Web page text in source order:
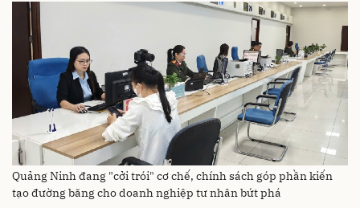
Quảng Ninh đang "cởi trói" cơ chế, chính sách góp phần kiến
tạo đường băng cho doanh nghiệp tư nhân bứt phá